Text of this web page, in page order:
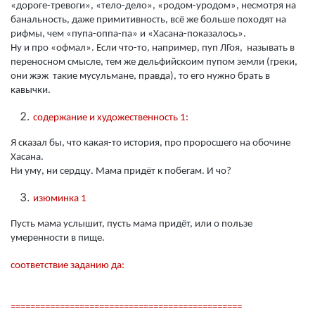
«дороге-тревоги», «тело-дело», «родом-уродом», несмотря на
банальность, даже примитивность, всё же больше походят на
рифмы, чем «пупа-оппа-па» и «Хасана-показалось».
Ну и про «офмал». Если что-то, например, пуп ЛГоя, называть в
переносном смысле, тем же дельфийскоим пупом земли (греки,
они жэж такие мусульмане, правда), то его нужно брать в
кавычки.
содержание и художественность 1:
Я сказал бы, что какая-то история, про проросшего на обочине
Хасана.
Ни уму, ни сердцу. Мама придёт к побегам. И чо?
изюминка 1
Пусть мама услышит, пусть мама придёт, или о пользе
умеренности в пище.
соответствие заданию да:
===============================================